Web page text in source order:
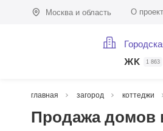
Москва и область О
ЖК 1 863
главная загород коттеджи
Продажа домов